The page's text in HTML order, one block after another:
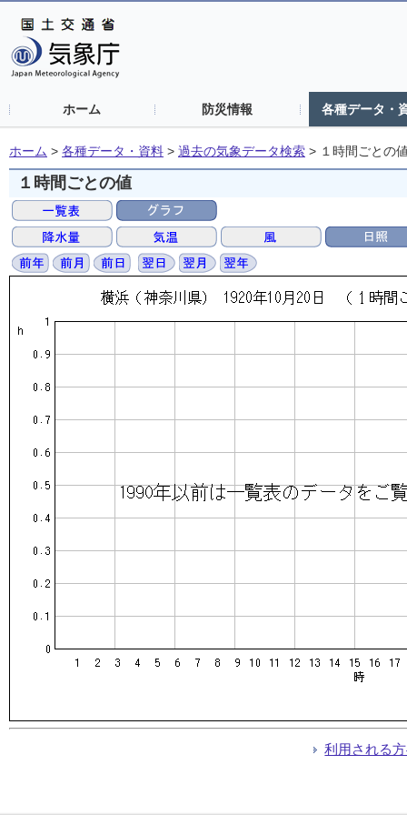
ホーム 防災情報 各種データ・
ホーム > 各種データ・資料 > 過去の気象データ検索 > １時間ごとの
１時間ごとの値
利用される